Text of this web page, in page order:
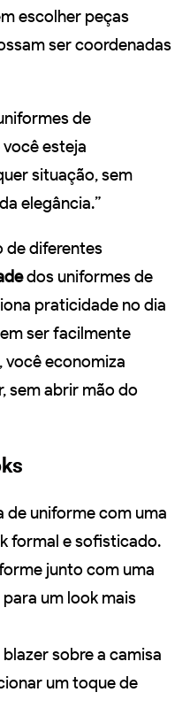
escolher peças
ser coordenadas
de
esteja
situação, sem
elegância.”
de diferentes
dos uniformes de
praticidade no dia
ser facilmente
você economiza
sem abrir mão do
de uniforme com uma
formal e sofisticado.
junto com uma
um look mais
sobre a camisa
um toque de